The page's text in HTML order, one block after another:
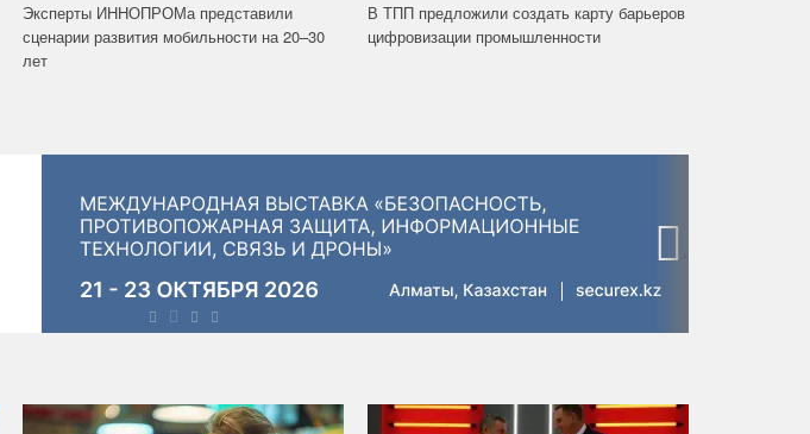
Эксперты ИННОПРОМа представили
сценарии развития мобильности на 20–30
лет
В ТПП предложили создать карту барьеров
цифровизации промышленности